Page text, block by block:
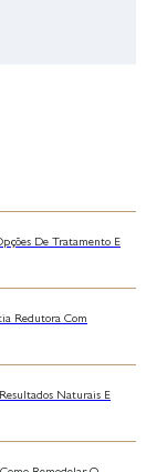
De Tratamento E
Redutora Com
Naturais E